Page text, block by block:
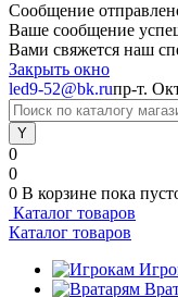
Сообщение
Ваше сообщение
Вами свяжется наш
Закрыть окно
led9-52@bk.ruпр-т.
0
0
0 В корзине пока
Каталог товаров
Каталог товаров